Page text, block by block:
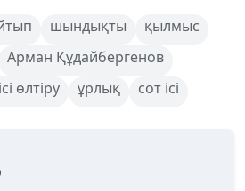
шындықты
қылмыс
Арман Құдайбергенов
өлтіру ұрлық сот ісі